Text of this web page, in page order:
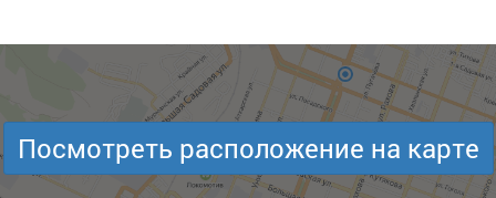
Посмотреть расположение на карте